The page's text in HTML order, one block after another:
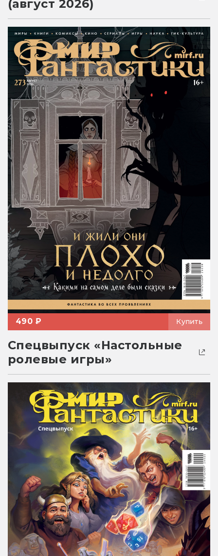
(август 2026)
490 ₽ Купить
Спецвыпуск «Настольные
ролевые игры»